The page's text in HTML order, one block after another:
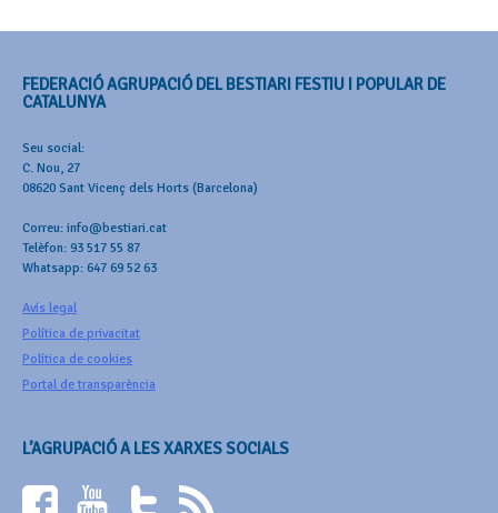
FEDERACIÓ AGRUPACIÓ DEL BESTIARI FESTIU I POPULAR DE
CATALUNYA
Seu social:
C. Nou, 27
08620 Sant Vicenç dels Horts (Barcelona)
Correu: info@bestiari.cat
Telèfon: 93 517 55 87
Whatsapp: 647 69 52 63
Avís legal
Política de privacitat
Política de cookies
Portal de transparència
L’AGRUPACIÓ A LES XARXES SOCIALS